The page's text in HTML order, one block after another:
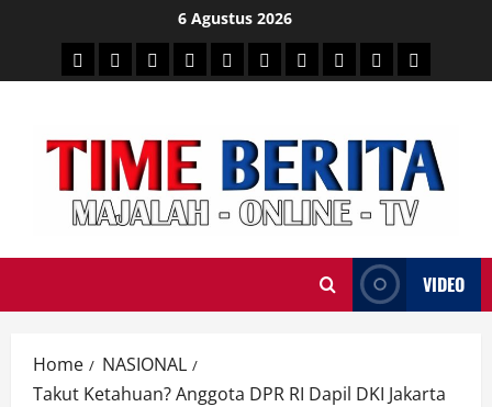
content
6 Agustus 2026
HEADLINE
PARESULSELBAR
POLITIKHUKRIMNASIONAL
PENKESSPORTAINMENT
DUNIAMEDSOS
VIDEO
Home
NASIONAL
Takut Ketahuan? Anggota DPR RI Dapil DKI Jakarta